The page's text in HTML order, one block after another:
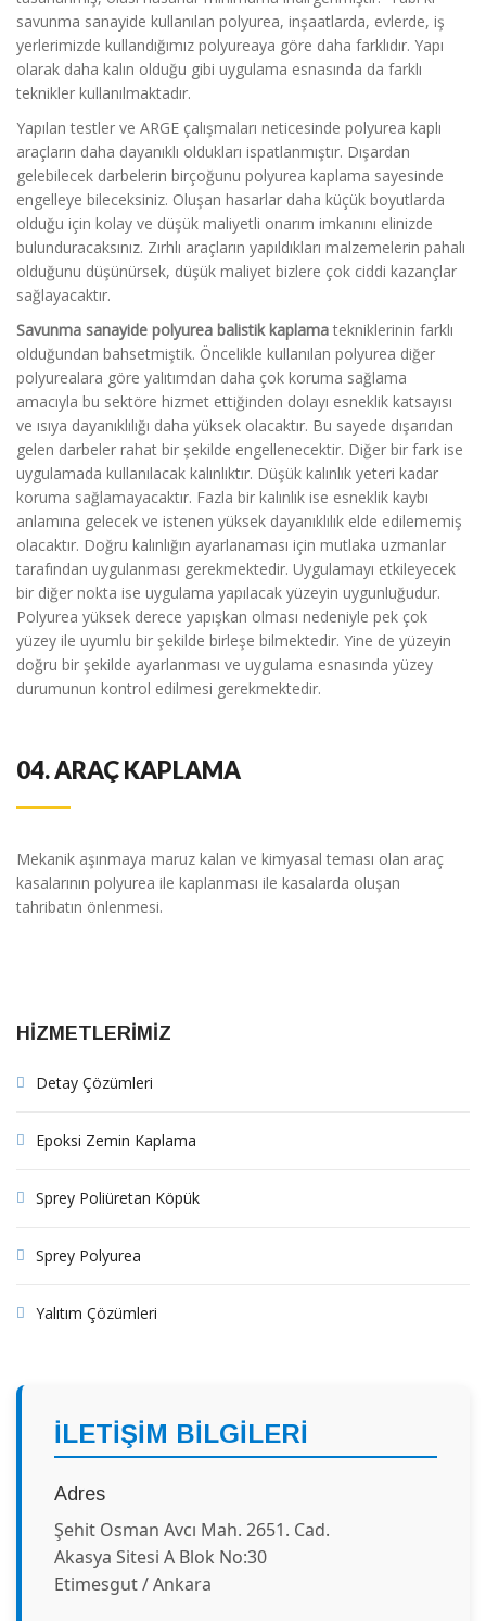
savunma sanayide kullanılan polyurea, inşaatlarda, evlerde, iş
yerlerimizde kullandığımız polyureaya göre daha farklıdır. Yapı
olarak daha kalın olduğu gibi uygulama esnasında da farklı
teknikler kullanılmaktadır.
Yapılan testler ve ARGE çalışmaları neticesinde polyurea kaplı
araçların daha dayanıklı oldukları ispatlanmıştır. Dışardan
gelebilecek darbelerin birçoğunu polyurea kaplama sayesinde
engelleye bileceksiniz. Oluşan hasarlar daha küçük boyutlarda
olduğu için kolay ve düşük maliyetli onarım imkanını elinizde
bulunduracaksınız. Zırhlı araçların yapıldıkları malzemelerin pahalı
olduğunu düşünürsek, düşük maliyet bizlere çok ciddi kazançlar
sağlayacaktır.
Savunma sanayide polyurea balistik kaplama tekniklerinin farklı
olduğundan bahsetmiştik. Öncelikle kullanılan polyurea diğer
polyurealara göre yalıtımdan daha çok koruma sağlama
amacıyla bu sektöre hizmet ettiğinden dolayı esneklik katsayısı
ve ısıya dayanıklılığı daha yüksek olacaktır. Bu sayede dışarıdan
gelen darbeler rahat bir şekilde engellenecektir. Diğer bir fark ise
uygulamada kullanılacak kalınlıktır. Düşük kalınlık yeteri kadar
koruma sağlamayacaktır. Fazla bir kalınlık ise esneklik kaybı
anlamına gelecek ve istenen yüksek dayanıklılık elde edilememiş
olacaktır. Doğru kalınlığın ayarlanaması için mutlaka uzmanlar
tarafından uygulanması gerekmektedir. Uygulamayı etkileyecek
bir diğer nokta ise uygulama yapılacak yüzeyin uygunluğudur.
Polyurea yüksek derece yapışkan olması nedeniyle pek çok
yüzey ile uyumlu bir şekilde birleşe bilmektedir. Yine de yüzeyin
doğru bir şekilde ayarlanması ve uygulama esnasında yüzey
durumunun kontrol edilmesi gerekmektedir.
04.ARAÇ KAPLAMA
Mekanik aşınmaya maruz kalan ve kimyasal teması olan araç
kasalarının polyurea ile kaplanması ile kasalarda oluşan
tahribatın önlenmesi.
HİZMETLERİMİZ
Detay Çözümleri
Epoksi Zemin Kaplama
Sprey Poliüretan Köpük
Sprey Polyurea
Yalıtım Çözümleri
İLETİŞİM BİLGİLERİ
Adres
Şehit Osman Avcı Mah. 2651. Cad.
Akasya Sitesi A Blok No:30
Etimesgut / Ankara